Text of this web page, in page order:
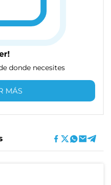
donde necesites
MÁS